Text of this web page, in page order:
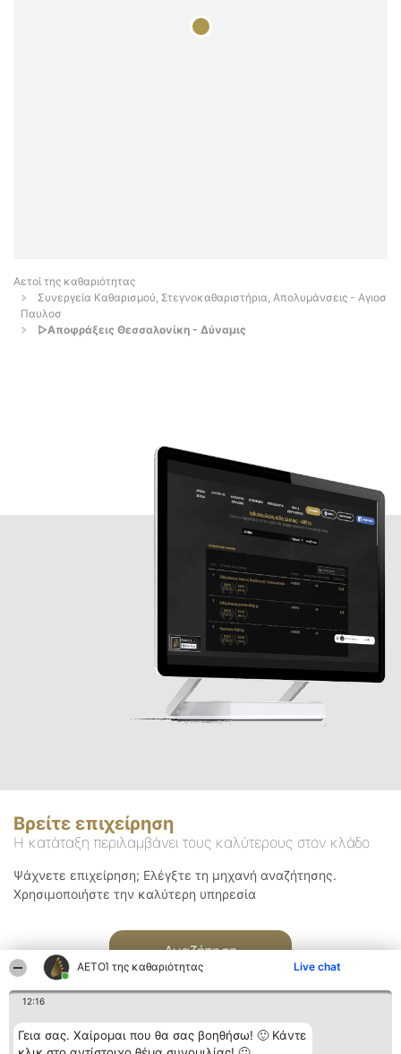
ΑΕΤΟΊ της καθαριότητας Live chat
12:16
Γεια σας. Χαίρομαι που θα σας βοηθήσω! 🙂 Κάντε
Αετοί της καθαριότητας
Συνεργεία Καθαρισμού, Στεγνοκαθαριστήρια, Απολυμάνσεις - Αγιοσ
Παυλοσ
▷Αποφράξεις Θεσσαλονίκη - Δύναμις
Βρείτε επιχείρηση
Η κατάταξη περιλαμβάνει τους καλύτερους στον κλάδο
Ψάχνετε επιχείρηση; Ελέγξτε τη μηχανή αναζήτησης.
Χρησιμοποιήστε την καλύτερη υπηρεσία
Αναζήτηση